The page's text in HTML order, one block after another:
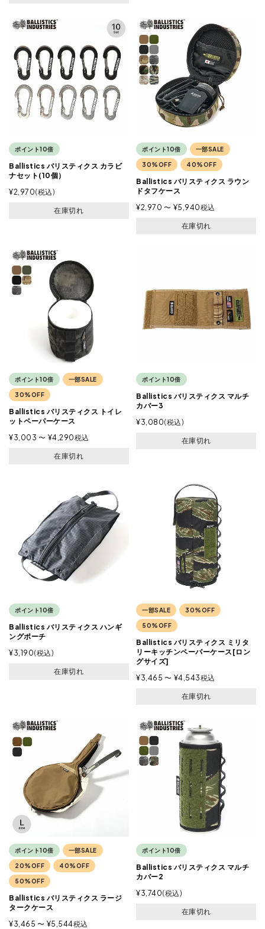
ポイント10倍
Ballistics バリスティクス カラビ
ナセット(10個）
¥2,970 税込
在庫切れ
ポイント10倍 一部SALE
30%OFF 40%OFF
Ballistics バリスティクス ラウン
ドタフケース
¥2,970 〜 ¥5,940税込
在庫切れ
ポイント10倍 一部SALE
30%OFF
Ballistics バリスティクス トイレ
ットペーパーケース
¥3,003 〜 ¥4,290税込
在庫切れ
ポイント10倍
Ballistics バリスティクス マルチ
カバー3
¥3,080 税込
在庫切れ
ポイント10倍
Ballistics バリスティクス ハンギ
ングポーチ
¥3,190 税込
在庫切れ
一部SALE 30%OFF
50%OFF
Ballistics バリスティクス ミリタ
リーキッチンペーパーケース[ロン
グサイズ]
¥3,465 〜 ¥4,543税込
在庫切れ
ポイント10倍 一部SALE
20%OFF 40%OFF
50%OFF
Ballistics バリスティクス ラージ
タークケース
¥3,465 〜 ¥5,544税込
ポイント10倍
Ballistics バリスティクス マルチ
カバー2
¥3,740 税込
在庫切れ